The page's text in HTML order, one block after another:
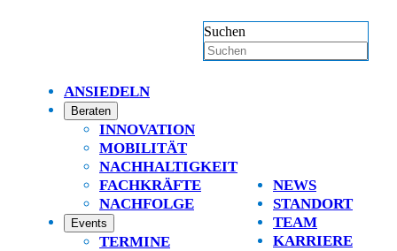
Suchen
ANSIEDELN
Beraten
INNOVATION
MOBILITÄT
NACHHALTIGKEIT
FACHKRÄFTE
NACHFOLGE
Events
TERMINE
NEWS
STANDORT
TEAM
KARRIERE